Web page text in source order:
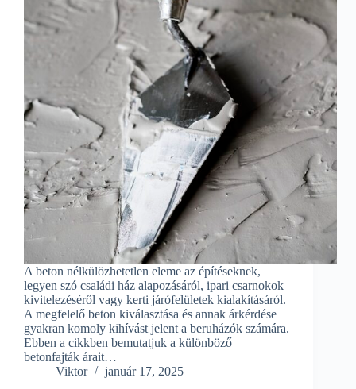
A beton nélkülözhetetlen eleme az építéseknek,
legyen szó családi ház alapozásáról, ipari csarnokok
kivitelezéséről vagy kerti járófelületek kialakításáról.
A megfelelő beton kiválasztása és annak árkérdése
gyakran komoly kihívást jelent a beruházók számára.
Ebben a cikkben bemutatjuk a különböző
betonfajták árait…
Viktor
január 17, 2025